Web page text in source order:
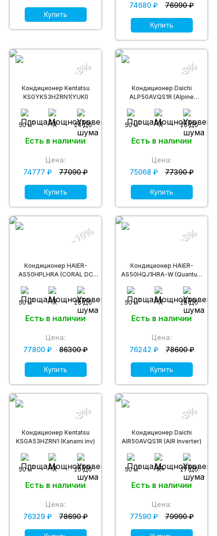
Купить
74680 ₽
76990 ₽
Купить
Кондиционер Kentatsu
KSGYK53HZRN1(YUKI)
50 м2 A 24 Дб
Есть в наличии
-3%
Цена:
74777 ₽
77090 ₽
Купить
Кондиционер Daichi
ALP50AVQS1R (Alpine
50 м2 A 20 Дб
Есть в наличии
-3%
Цена:
75068 ₽
77390 ₽
Купить
Кондиционер HAIER-
AS50HPLHRA (CORAL DC
50 м2 A 28 Дб
Есть в наличии
-10%
Цена:
77800 ₽
86300 ₽
Купить
Кондиционер HAIER-
AS50HQJ1HRA-W (Quantum
50 м2 A 28 Дб
Есть в наличии
-3%
Цена:
76242 ₽
78600 ₽
Купить
Кондиционер Kentatsu
KSGA53HZRN1 (Kanami inv)
50 м2 A 20 Дб
Есть в наличии
-3%
Цена:
76329 ₽
78690 ₽
Кондиционер Daichi
AIR50AVQS1R (AIR Inverter)
50 м2 A+ 27 Дб
Есть в наличии
-3%
Цена:
77590 ₽
79990 ₽